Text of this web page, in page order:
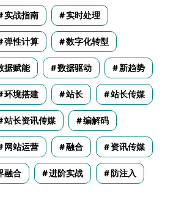
实战指南 实时处理
弹性计算 数字化转型
据赋能 数据驱动 新趋势
环境搭建 站长 站长传媒
站长资讯传媒 编解码
网站运营 融合 资讯传媒
融合 进阶实战 防注入